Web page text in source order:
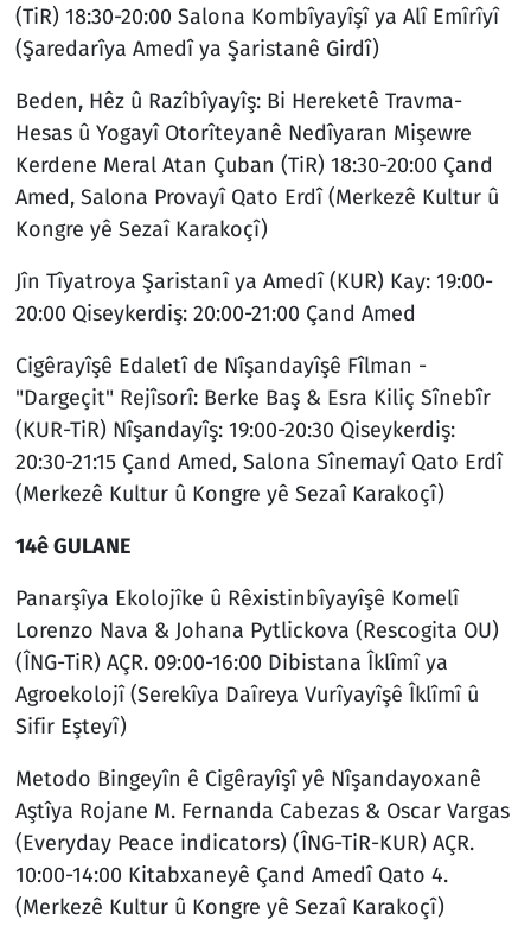
(TiR) 18:30-20:00 Salona Kombîyayîşî ya Alî Emîrîyî
(Şaredarîya Amedî ya Şaristanê Girdî)
Beden, Hêz û Razîbîyayîş: Bi Hereketê Travma-
Hesas û Yogayî Otorîteyanê Nedîyaran Mişewre
Kerdene Meral Atan Çuban (TiR) 18:30-20:00 Çand
Amed, Salona Provayî Qato Erdî (Merkezê Kultur û
Kongre yê Sezaî Karakoçî)
Jîn Tîyatroya Şaristanî ya Amedî (KUR) Kay: 19:00-
20:00 Qiseykerdiş: 20:00-21:00 Çand Amed
Cigêrayîşê Edaletî de Nîşandayîşê Fîlman -
"Dargeçit" Rejîsorî: Berke Baş & Esra Kiliç Sînebîr
(KUR-TiR) Nîşandayîş: 19:00-20:30 Qiseykerdiş:
20:30-21:15 Çand Amed, Salona Sînemayî Qato Erdî
(Merkezê Kultur û Kongre yê Sezaî Karakoçî)
14ê GULANE
Panarşîya Ekolojîke û Rêxistinbîyayîşê Komelî
Lorenzo Nava & Johana Pytlickova (Rescogita OU)
(ÎNG-TiR) AÇR. 09:00-16:00 Dibistana Îklîmî ya
Agroekolojî (Serekîya Daîreya Vurîyayîşê Îklîmî û
Sifir Eşteyî)
Metodo Bingeyîn ê Cigêrayîşî yê Nîşandayoxanê
Aştîya Rojane M. Fernanda Cabezas & Oscar Vargas
(Everyday Peace indicators) (ÎNG-TiR-KUR) AÇR.
10:00-14:00 Kitabxaneyê Çand Amedî Qato 4.
(Merkezê Kultur û Kongre yê Sezaî Karakoçî)